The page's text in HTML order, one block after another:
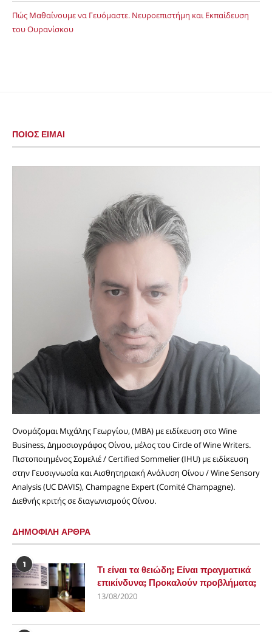
Πώς Μαθαίνουμε να Γευόμαστε. Νευροεπιστήμη και Εκπαίδευση
του Ουρανίσκου
ΠΟΙΟΣ ΕΙΜΑΙ
Ονομάζομαι Μιχάλης Γεωργίου, (MBA) με ειδίκευση στο Wine
Business, Δημοσιογράφος Οίνου, μέλος του Circle of Wine Writers.
Πιστοποιημένος Σομελιέ / Certified Sommelier (IHU) με ειδίκευση
στην Γευσιγνωσία και Αισθητηριακή Ανάλυση Οίνου / Wine Sensory
Analysis (UC DAVIS), Champagne Expert (Comité Champagne).
Διεθνής κριτής σε διαγωνισμούς Οίνου.
ΔΗΜΟΦΙΛΗ ΑΡΘΡΑ
1
Τι είναι τα θειώδη; Είναι πραγματικά
επικίνδυνα; Προκαλούν προβλήματα;
13/08/2020